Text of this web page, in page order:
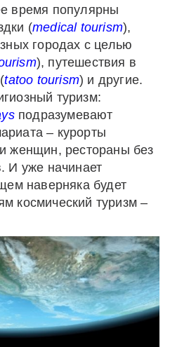
время популярны
(medical tourism),
городах с целью
), путешествия в
tatoo tourism) и другие.
туризм:
подразумевают
– курорты
женщин, рестораны без
И уже начинает
наверняка будет
космический туризм –